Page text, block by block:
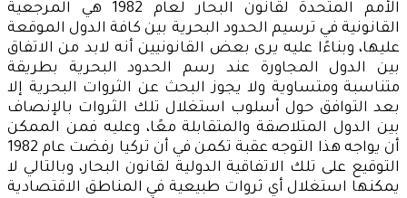
الأمم المتحدة لقانون البحار لعام 1982 هي المرجعية
القانونية في ترسيم الحدود البحرية بين كافة الدول الموقعة
عليها، وبناءًا عليه يرى بعض القانونيين أنه لابد من الاتفاق
بين الدول المجاورة عند رسم الحدود البحرية بطريقة
متناسبة ومتساوية ولا يجوز البحث عن الثروات البحرية إلا
بعد التوافق حول أسلوب استغلال تلك الثروات بالإنصاف
بين الدول المتلاصقة والمتقابلة معًا، وعليه فمن الممكن
أن يواجه هذا التوجه عقبة تكمن في أن تركيا رفضت عام 1982
التوقيع على تلك الاتفاقية الدولية لقانون البحار، وبالتالي لا
يمكنها استغلال أي ثروات طبيعية في المناطق الاقتصادية